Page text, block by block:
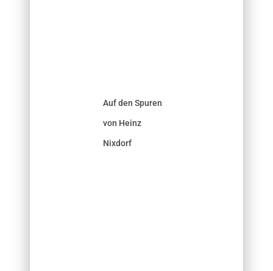
Auf den Spuren
von Heinz
Nixdorf